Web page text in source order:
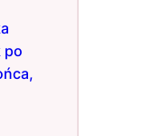
po